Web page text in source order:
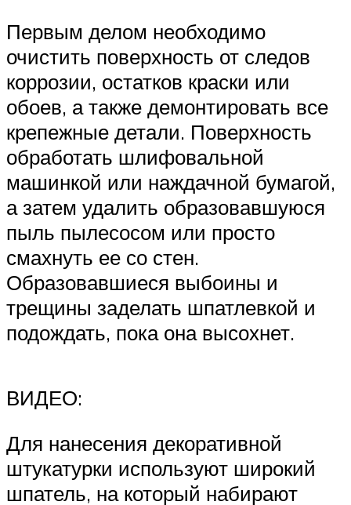
Первым делом необходимо
очистить поверхность от следов
коррозии, остатков краски или
обоев, а также демонтировать все
крепежные детали. Поверхность
обработать шлифовальной
машинкой или наждачной бумагой,
а затем удалить образовавшуюся
пыль пылесосом или просто
смахнуть ее со стен.
Образовавшиеся выбоины и
трещины заделать шпатлевкой и
подождать, пока она высохнет.
ВИДЕО:
Для нанесения декоративной
штукатурки используют широкий
шпатель, на который набирают